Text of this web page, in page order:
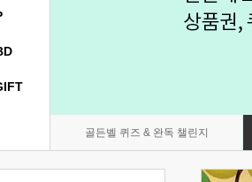
골든벨 퀴즈 & 완독 챌린지